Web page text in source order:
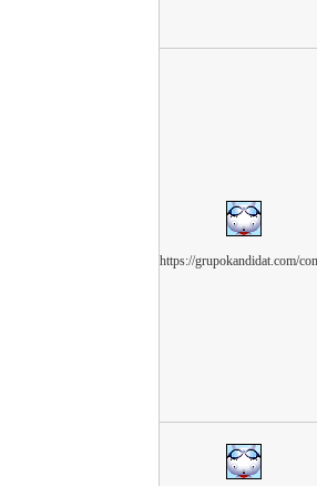
https://grupokandidat.com/